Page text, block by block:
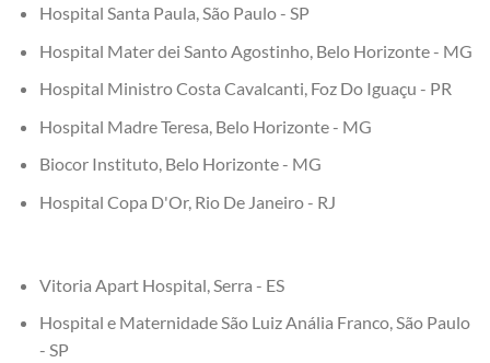
Hospital Santa Paula, São Paulo - SP
Hospital Mater dei Santo Agostinho, Belo Horizonte - MG
Hospital Ministro Costa Cavalcanti, Foz Do Iguaçu - PR
Hospital Madre Teresa, Belo Horizonte - MG
Biocor Instituto, Belo Horizonte - MG
Hospital Copa D'Or, Rio De Janeiro - RJ
Vitoria Apart Hospital, Serra - ES
Hospital e Maternidade São Luiz Anália Franco, São Paulo
- SP